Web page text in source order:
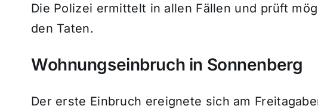
Die Polizei ermittelt in allen Fällen und prüft
den Taten.
Wohnungseinbruch in Sonnenberg
Der erste Einbruch ereignete sich am